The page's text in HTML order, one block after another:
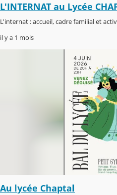
L'INTERNAT au Lycée
L'internat : accueil, cadre familial et
il y a 1 mois
Au lycée Chaptal